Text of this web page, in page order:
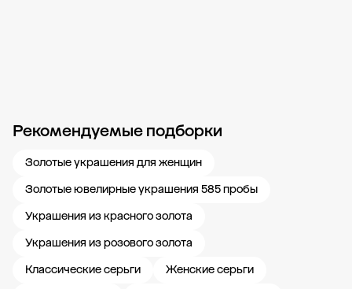
Рекомендуемые подборки
Золотые украшения для женщин
Золотые ювелирные украшения 585 пробы
Украшения из красного золота
Украшения из розового золота
Классические серьги
Женские серьги
Новости компании Журнал ЗОЛОТОЙ Блог